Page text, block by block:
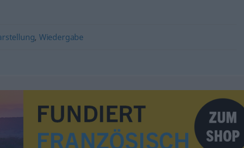
, Wiedergabe